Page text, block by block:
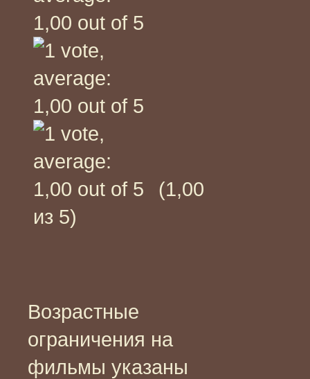
(1,00
из 5)
Возрастные
ограничения на
фильмы указаны